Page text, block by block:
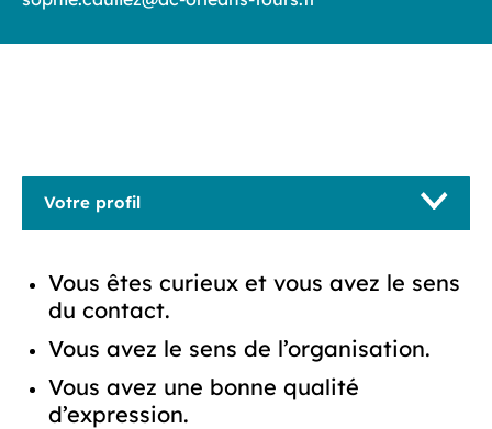
Votre profil
Vous êtes curieux et vous avez le sens
du contact.
Vous avez le sens de l’organisation.
Vous avez une bonne qualité
d’expression.